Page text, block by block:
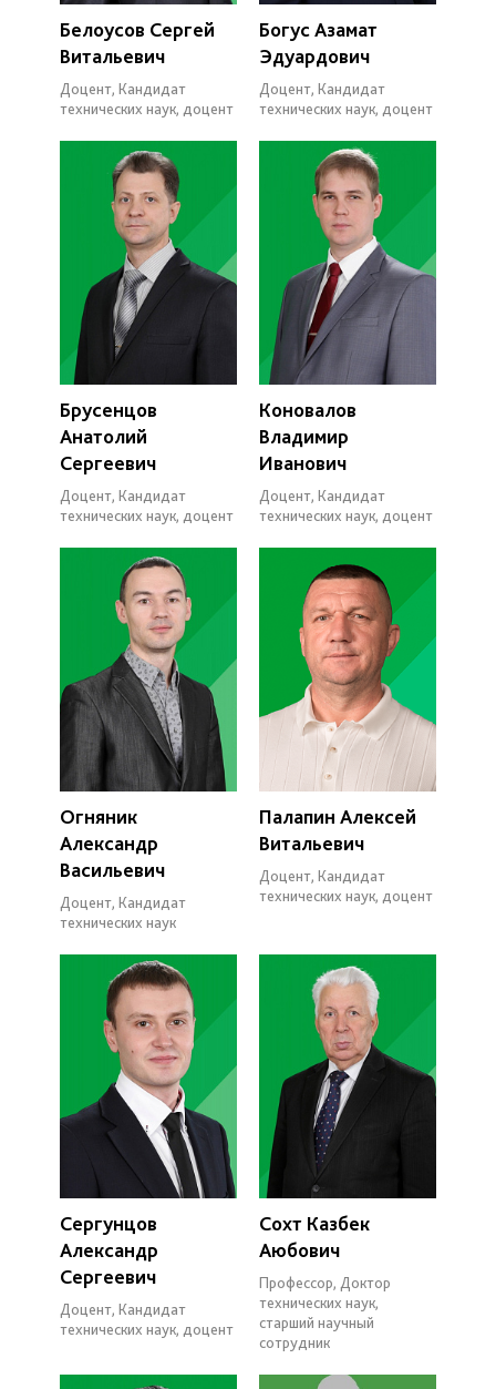
Белоусов Сергей
Витальевич
Доцент, Кандидат
технических наук, доцент
Богус Азамат
Эдуардович
Доцент, Кандидат
технических наук, доцент
Брусенцов
Анатолий
Сергеевич
Доцент, Кандидат
технических наук, доцент
Коновалов
Владимир
Иванович
Доцент, Кандидат
технических наук, доцент
Огняник
Александр
Васильевич
Доцент, Кандидат
технических наук
Палапин Алексей
Витальевич
Доцент, Кандидат
технических наук, доцент
Сергунцов
Александр
Сергеевич
Доцент, Кандидат
технических наук, доцент
Сохт Казбек
Аюбович
Профессор, Доктор
технических наук,
старший научный
сотрудник